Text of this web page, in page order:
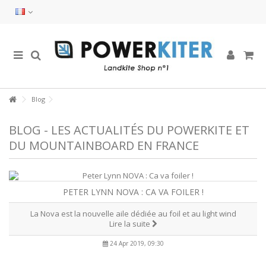
Blog
BLOG - LES ACTUALITÉS DU POWERKITE ET
DU MOUNTAINBOARD EN FRANCE
PETER LYNN NOVA : CA VA FOILER !
La Nova est la nouvelle aile dédiée au foil et au light wind
Lire la suite
24 Apr 2019, 09:30